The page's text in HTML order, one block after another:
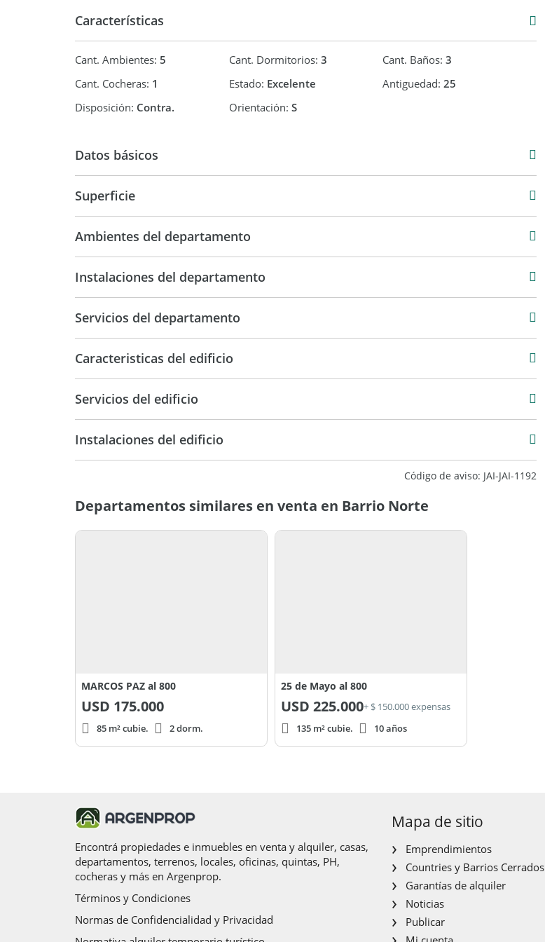
Características
Cant. Ambientes: 5 Cant. Dormitorios: 3 Cant. Baños:3
Cant. Cocheras: 1 Estado: Excelente Antiguedad:25
Disposición: Contra. Orientación: S
Datos básicos
Superficie
Ambientes del departamento
Instalaciones del departamento
Servicios del departamento
Caracteristicas del edificio
Servicios del edificio
Instalaciones del edificio
Código de aviso: JAI-JAI-1192
Departamentos similares en venta en Barrio Norte
MARCOS PAZ al 800
USD 175.000
85 m² cubie. 2 dorm.
25 de Mayo al 800
USD 225.000+ $ 150.000 expensas
135 m² cubie.
10 años
Encontrá propiedades e inmuebles en venta y alquiler, casas,
departamentos, terrenos, locales, oficinas, quintas, PH,
cocheras y más en Argenprop.
Términos y Condiciones
Normas de Confidencialidad y Privacidad
Mapa de sitio
Emprendimientos
Countries y Barrios Cerrados
Garantías de alquiler
Noticias
Publicar